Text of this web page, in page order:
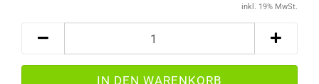
inkl. 19% MwSt.